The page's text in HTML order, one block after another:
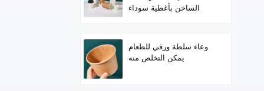
الساخن بأغطية سوداء
وعاء سلطة ورقي للطعام
يمكن التخلص منه